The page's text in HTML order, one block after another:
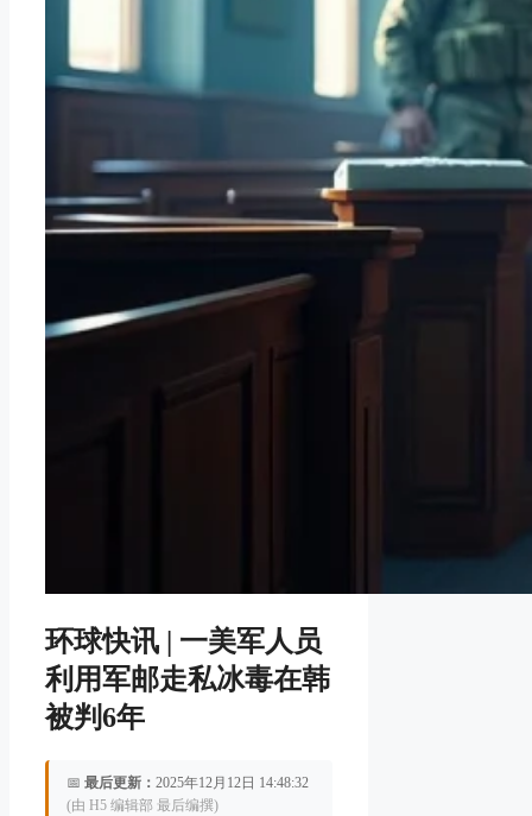
环球快讯 | 一美军人员
利用军邮走私冰毒在韩
被判6年
📅 最后更新： 2025年12月12日 14:48:32
(由 H5 编辑部 最后编撰)